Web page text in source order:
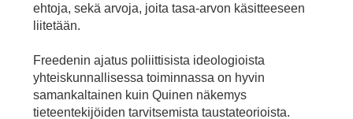
ehtoja, sekä arvoja, joita tasa-arvon käsitteeseen
liitetään.
Freedenin ajatus poliittisista ideologioista
yhteiskunnallisessa toiminnassa on hyvin
samankaltainen kuin Quinen näkemys
tieteentekijöiden tarvitsemista taustateorioista.